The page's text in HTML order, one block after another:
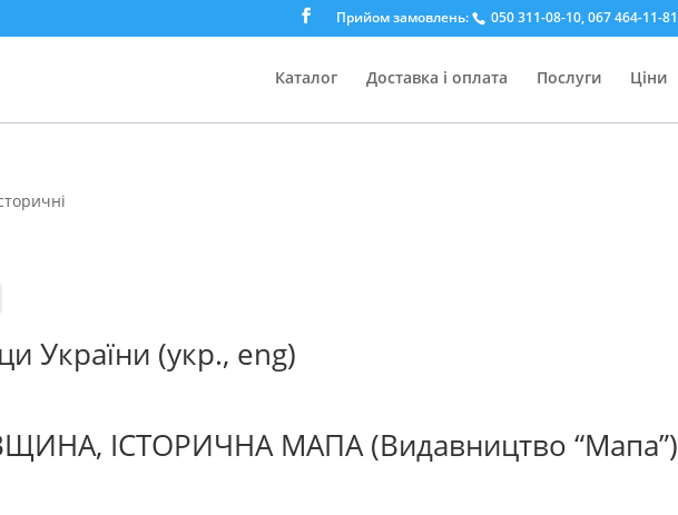
Прийом замовлень: 050 311-08-10, 067 464-11-81
Каталог Доставка і оплата Послуги Ціни
України (укр., eng)
ІСТОРИЧНА МАПА (Видавництво “Мапа”)